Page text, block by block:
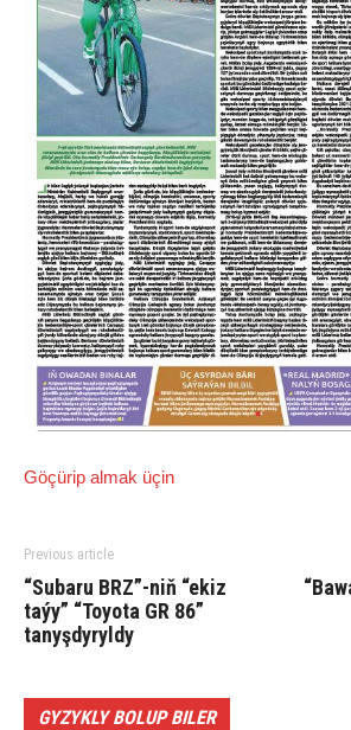
Göçürip almak üçin
Previous article
“Subaru BRZ”-niň “ekiz
taýy” “Toyota GR 86”
tanyşdyryldy
GYZYKLY BOLUP BILER